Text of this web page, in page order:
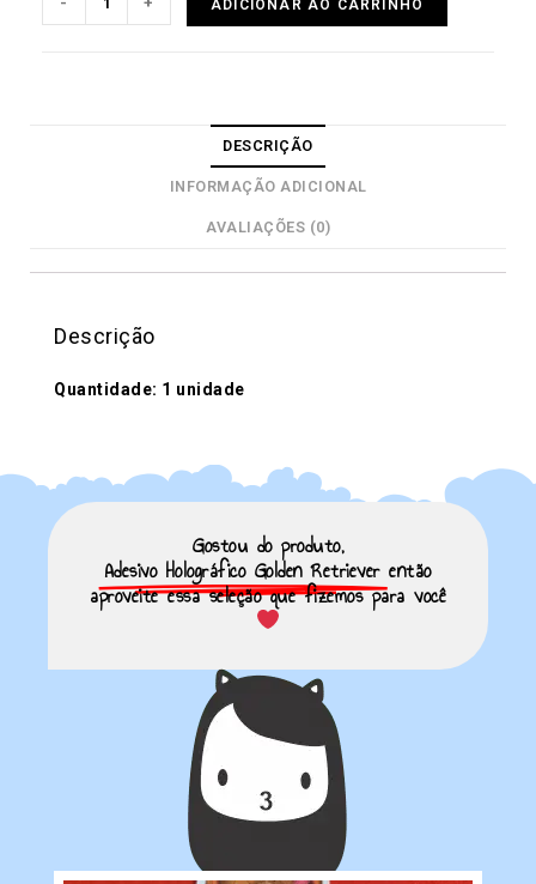
ADICIONAR AO CARRINHO
DESCRIÇÃO
INFORMAÇÃO ADICIONAL
AVALIAÇÕES (0)
Descrição
Quantidade: 1 unidade
Gostou do produto,
Adesivo Holográfico Golden Retriever então
aproveite essa seleção que fizemos para você